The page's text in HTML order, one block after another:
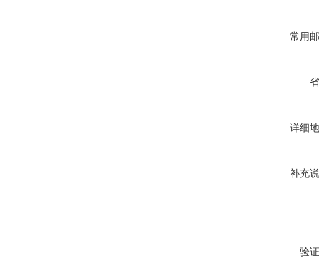
常用
详细
补充
验